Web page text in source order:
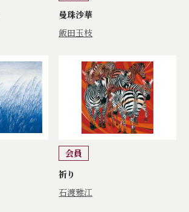
曼珠沙華
飯田玉枝
会員
祈り
石渡雅江